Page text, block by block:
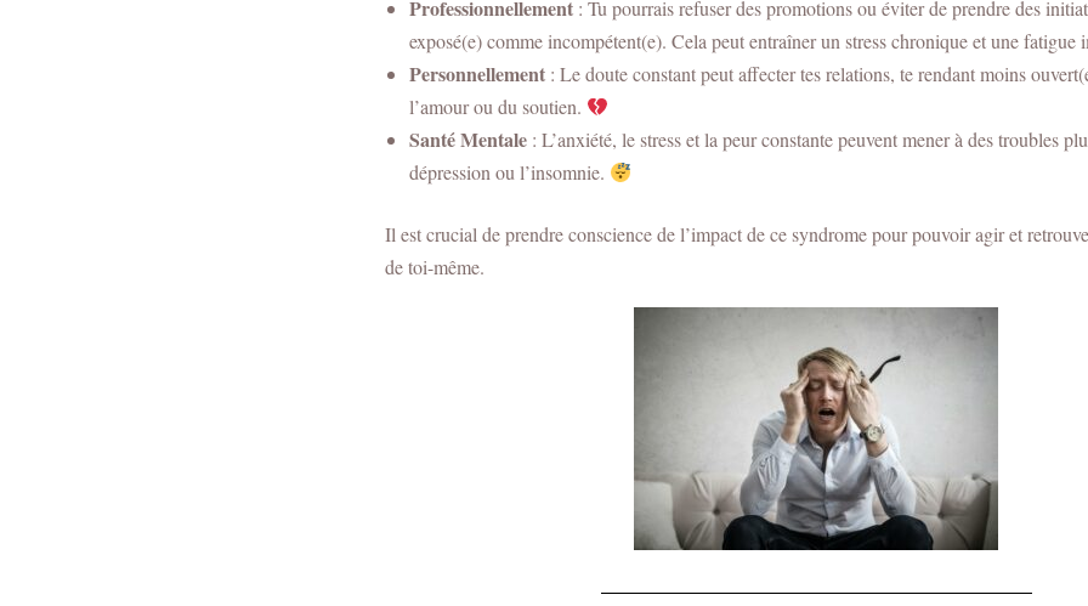
Professionnellement : Tu pourrais refuser des promotions ou éviter de prendre des
exposé(e) comme incompétent(e). Cela peut entraîner un stress chronique et une fatigue
Personnellement : Le doute constant peut affecter tes relations, te rendant moins
l’amour ou du soutien.
Santé Mentale : L’anxiété, le stress et la peur constante peuvent mener à des troubles
dépression ou l’insomnie.
Il est crucial de prendre conscience de l’impact de ce syndrome pour pouvoir agir et
de toi-même.